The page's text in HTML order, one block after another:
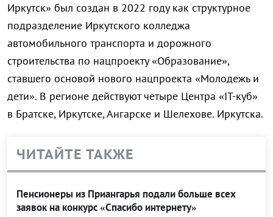
Иркутск» был создан в 2022 году как структурное
подразделение Иркутского колледжа
автомобильного транспорта и дорожного
строительства по нацпроекту «Образование»,
ставшего основой нового нацпроекта «Молодежь и
дети». В регионе действуют четыре Центра «IT-куб»
в Братске, Иркутске, Ангарске и Шелехове. Иркутска.
ЧИТАЙТЕ ТАКЖЕ
Пенсионеры из Приангарья подали больше всех
заявок на конкурс «Спасибо интернету»